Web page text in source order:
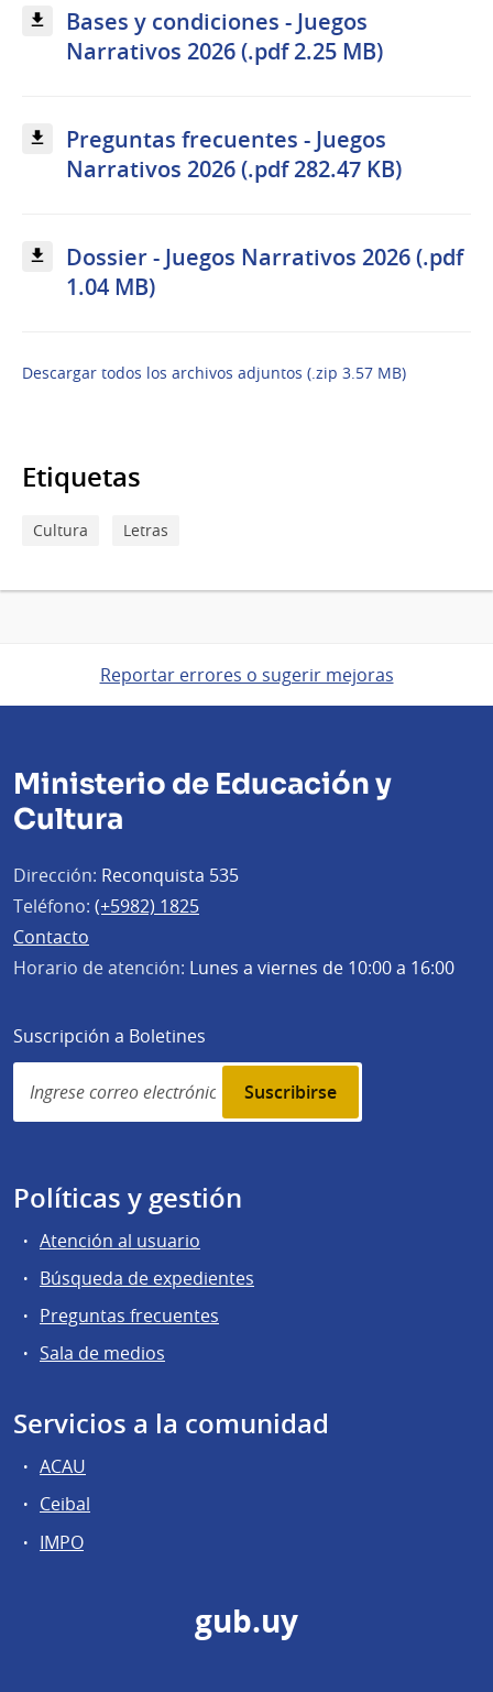
Bases y condiciones - Juegos
Narrativos 2026 (.pdf 2.25 MB)
Preguntas frecuentes - Juegos
Narrativos 2026 (.pdf 282.47 KB)
Dossier - Juegos Narrativos 2026 (.pdf
1.04 MB)
Descargar todos los archivos adjuntos (.zip 3.57 MB)
Etiquetas
Cultura Letras
Reportar errores o sugerir mejoras
Ministerio de Educación y
Cultura
Dirección: Reconquista 535
Teléfono: (+5982) 1825
Contacto
Horario de atención: Lunes a viernes de 10:00 a 16:00
Suscripción a Boletines
Simplenews
subscription
Políticas y gestión
Atención al usuario
Búsqueda de expedientes
Preguntas frecuentes
Sala de medios
Servicios a la comunidad
ACAU
Ceibal
IMPO
gub.uy